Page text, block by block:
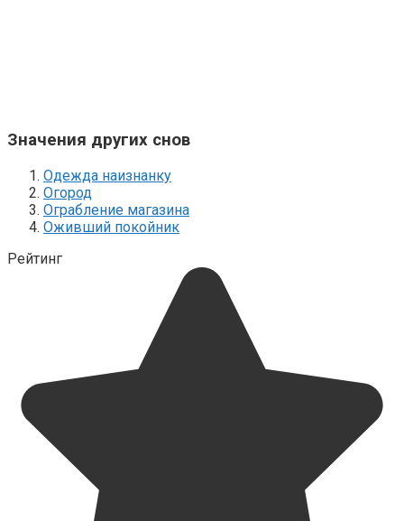
Значения других снов
Одежда наизнанку
Огород
Ограбление магазина
Оживший покойник
Рейтинг